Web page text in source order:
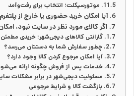
موتورسیکلت؛ انتخاب برای رفت‌وآمد
آیا امکان خرید حضوری یا خارج از
اگر کالای مورد نظر در سایت نبود،
گارانتی کالاهای دیجی‌شهر؛ خریدی
چطور سفارش شما به دستتان می‌رسد؟
آیا امکان مرجوع کردن کالا وجود دارد؟
خدمات پس از فروش چگونه ارائه
مسئولیت دیجی‌شهر در برابر مشکلات
بازگشت کالا و شرایط مرجوعی